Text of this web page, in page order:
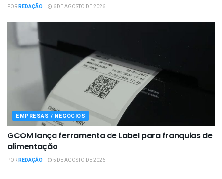
PORREDAÇÃO 6 DE AGOSTO DE 2026
EMPRESAS / NEGÓCIOS
GCOM lança ferramenta de Label para franquias de
alimentação
PORREDAÇÃO 5 DE AGOSTO DE 2026